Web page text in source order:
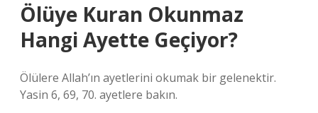
Ölüye Kuran Okunmaz
Hangi Ayette Geçiyor?
Ölülere Allah’ın ayetlerini okumak bir gelenektir.
Yasin 6, 69, 70. ayetlere bakın.